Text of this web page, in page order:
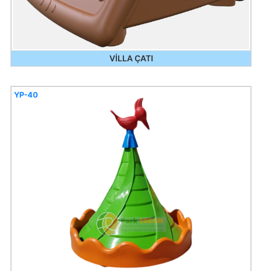
VİLLA ÇATI
YP-40